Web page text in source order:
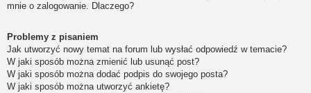
mnie o zalogowanie. Dlaczego?
Problemy z pisaniem
Jak utworzyć nowy temat na forum lub wysłać odpowiedź w temacie?
W jaki sposób można zmienić lub usunąć post?
W jaki sposób można dodać podpis do swojego posta?
W jaki sposób można utworzyć ankietę?